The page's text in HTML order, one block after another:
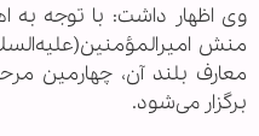
وی اظهار داشت: با توجه
منش
معارف بلند آن، چهارمین
برگزار می‌شود.